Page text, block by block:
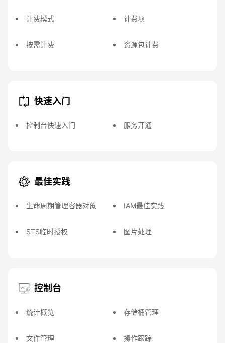
计费模式 计费项
按需计费 资源包计费
快速入门
控制台快速入门 服务开通
最佳实践
生命周期管理容器对象 IAM最佳实践
STS临时授权 图片处理
控制台
统计概览 存储桶管理
文件管理 操作跟踪